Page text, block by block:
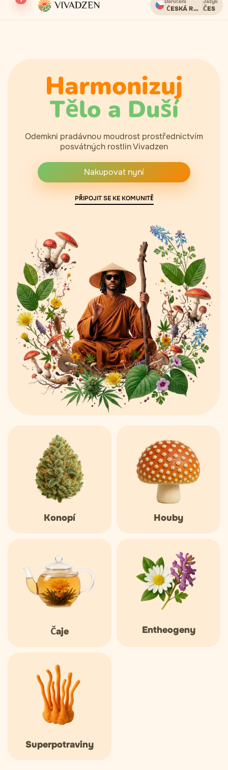
Doprava zdarma u objednávek nad 2000 CZK.ČESKÁ REPUBLIKA
ČES
Harmonizuj
Tělo a Duší
Odemkni pradávnou moudrost prostřednictvím
posvátných rostlin Vivadzen
Nakupovat nyní
PŘIPOJIT SE KE KOMUNITĚ
Konopí Houby
Čaje Entheogeny
Superpotraviny